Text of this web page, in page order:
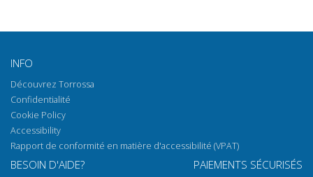
INFO
Découvrez Torrossa
Confidentialité
Cookie Policy
Accessibility
Rapport de conformité en matière d'accessibilité (VPAT)
BESOIN D'AIDE? PAIEMENTS SÉCURISÉS